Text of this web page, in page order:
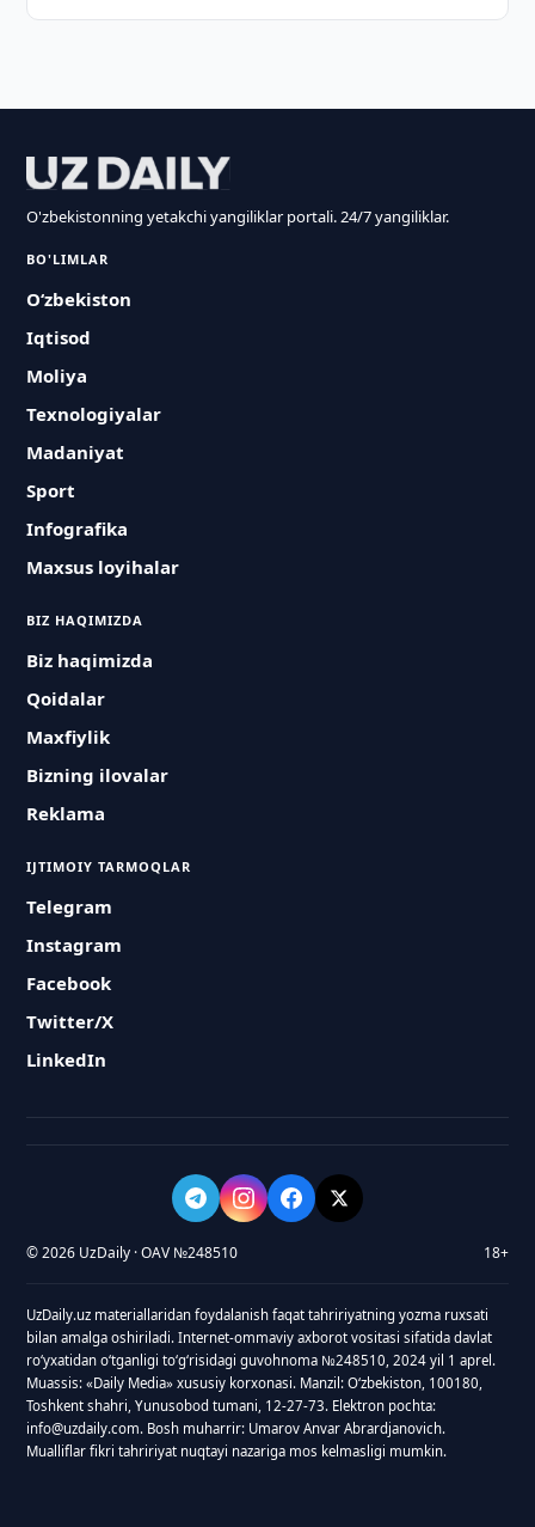
O'zbekistonning yetakchi yangiliklar portali. 24/7 yangiliklar.
BO'LIMLAR
O‘zbekiston
Iqtisod
Moliya
Texnologiyalar
Madaniyat
Sport
Infografika
Maxsus loyihalar
BIZ HAQIMIZDA
Biz haqimizda
Qoidalar
Maxfiylik
Bizning ilovalar
Reklama
IJTIMOIY TARMOQLAR
Telegram
Instagram
Facebook
Twitter/X
LinkedIn
© 2026 UzDaily · OAV №248510 18+
UzDaily.uz materiallaridan foydalanish faqat tahririyatning yozma ruxsati
bilan amalga oshiriladi. Internet-ommaviy axborot vositasi sifatida davlat
roʻyxatidan oʻtganligi toʻgʻrisidagi guvohnoma №248510, 2024 yil 1 aprel.
Muassis: «Daily Media» xususiy korxonasi. Manzil: Oʻzbekiston, 100180,
Toshkent shahri, Yunusobod tumani, 12-27-73. Elektron pochta:
info@uzdaily.com. Bosh muharrir: Umarov Anvar Abrardjanovich.
Mualliflar fikri tahririyat nuqtayi nazariga mos kelmasligi mumkin.